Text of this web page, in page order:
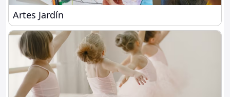
Artes Jardín
Artes Jardín